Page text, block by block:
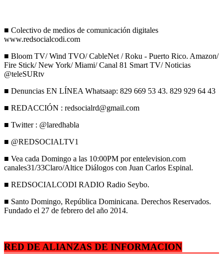
■ Colectivo de medios de comunicación digitales
www.redsocialcodi.com
■ Bloom TV/ Wind TVO/ CableNet / Roku - Puerto Rico. Amazon/
Fire Stick/ New York/ Miami/ Canal 81 Smart TV/ Noticias
@teleSURtv
■ Denuncias EN LÍNEA Whatsaap: 829 669 53 43. 829 929 64 43
■ REDACCIÓN : redsocialrd@gmail.com
■ Twitter : @laredhabla
■ @REDSOCIALTV1
■ Vea cada Domingo a las 10:00PM por entelevision.com
canales31/33Claro/Altice Diálogos con Juan Carlos Espinal.
■ REDSOCIALCODI RADIO Radio Seybo.
■ Santo Domingo, República Dominicana. Derechos Reservados.
Fundado el 27 de febrero del año 2014.
RED DE ALIANZAS DE INFORMACION